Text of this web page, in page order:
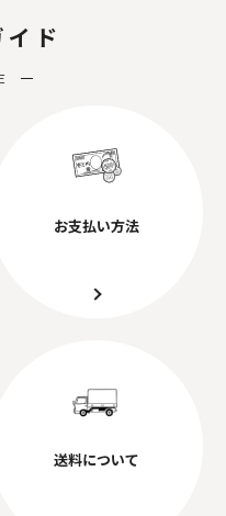
ド
お支払い方法
送料について